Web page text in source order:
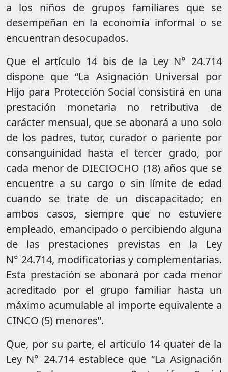
a los niños de grupos familiares que se
desempeñan en la economía informal o se
encuentran desocupados.
Que el artículo 14 bis de la Ley N° 24.714
dispone que “La Asignación Universal por
Hijo para Protección Social consistirá en una
prestación monetaria no retributiva de
carácter mensual, que se abonará a uno solo
de los padres, tutor, curador o pariente por
consanguinidad hasta el tercer grado, por
cada menor de DIECIOCHO (18) años que se
encuentre a su cargo o sin límite de edad
cuando se trate de un discapacitado; en
ambos casos, siempre que no estuviere
empleado, emancipado o percibiendo alguna
de las prestaciones previstas en la Ley
N° 24.714, modificatorias y complementarias.
Esta prestación se abonará por cada menor
acreditado por el grupo familiar hasta un
máximo acumulable al importe equivalente a
CINCO (5) menores”.
Que, por su parte, el articulo 14 quater de la
Ley N° 24.714 establece que “La Asignación